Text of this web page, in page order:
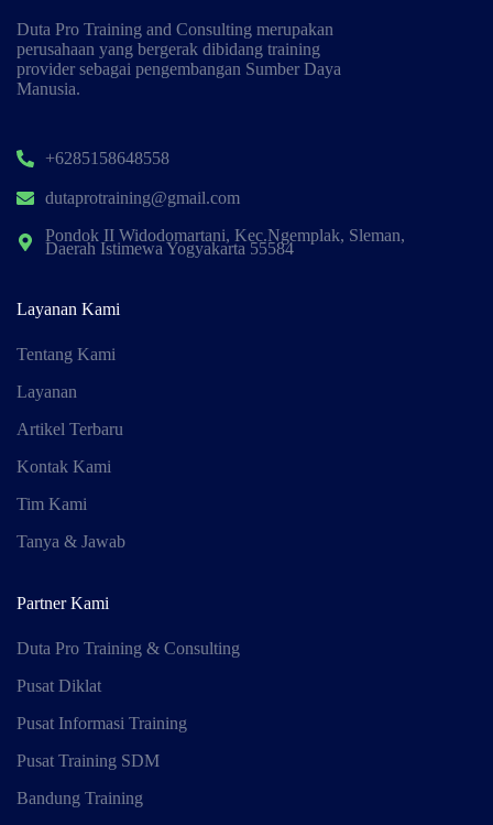
Duta Pro Training and Consulting merupakan
perusahaan yang bergerak dibidang training
provider sebagai pengembangan Sumber Daya
Manusia.
+6285158648558
dutaprotraining@gmail.com
Pondok II Widodomartani, Kec.Ngemplak, Sleman,
Daerah Istimewa Yogyakarta 55584
Layanan Kami
Tentang Kami
Layanan
Artikel Terbaru
Kontak Kami
Tim Kami
Tanya & Jawab
Partner Kami
Duta Pro Training & Consulting
Pusat Diklat
Pusat Informasi Training
Pusat Training SDM
Bandung Training